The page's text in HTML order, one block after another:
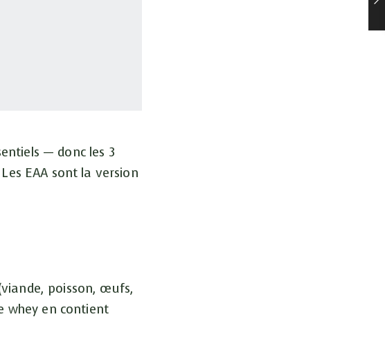
— donc les 3
EAA sont la version
poisson, œufs,
whey en contient